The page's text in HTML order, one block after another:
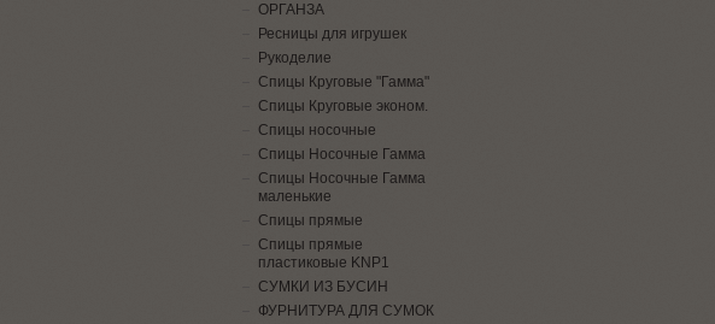
ОРГАНЗА
Ресницы для игрушек
Рукоделие
Спицы Круговые "Гамма"
Спицы Круговые эконом.
Спицы носочные
Спицы Носочные Гамма
Спицы Носочные Гамма
маленькие
Спицы прямые
Спицы прямые
пластиковые KNP1
СУМКИ ИЗ БУСИН
ФУРНИТУРА ДЛЯ СУМОК